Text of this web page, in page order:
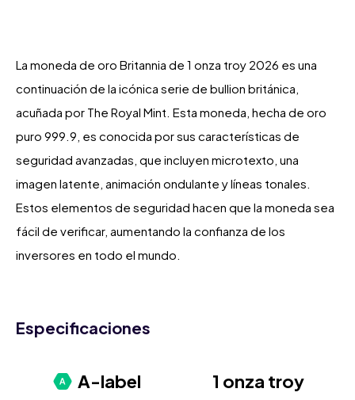
La moneda de oro Britannia de 1 onza troy 2026 es una
continuación de la icónica serie de bullion británica,
acuñada por The Royal Mint. Esta moneda, hecha de oro
puro 999.9, es conocida por sus características de
seguridad avanzadas, que incluyen microtexto, una
imagen latente, animación ondulante y líneas tonales.
Estos elementos de seguridad hacen que la moneda sea
fácil de verificar, aumentando la confianza de los
inversores en todo el mundo.
Especificaciones
A-label 1 onza troy